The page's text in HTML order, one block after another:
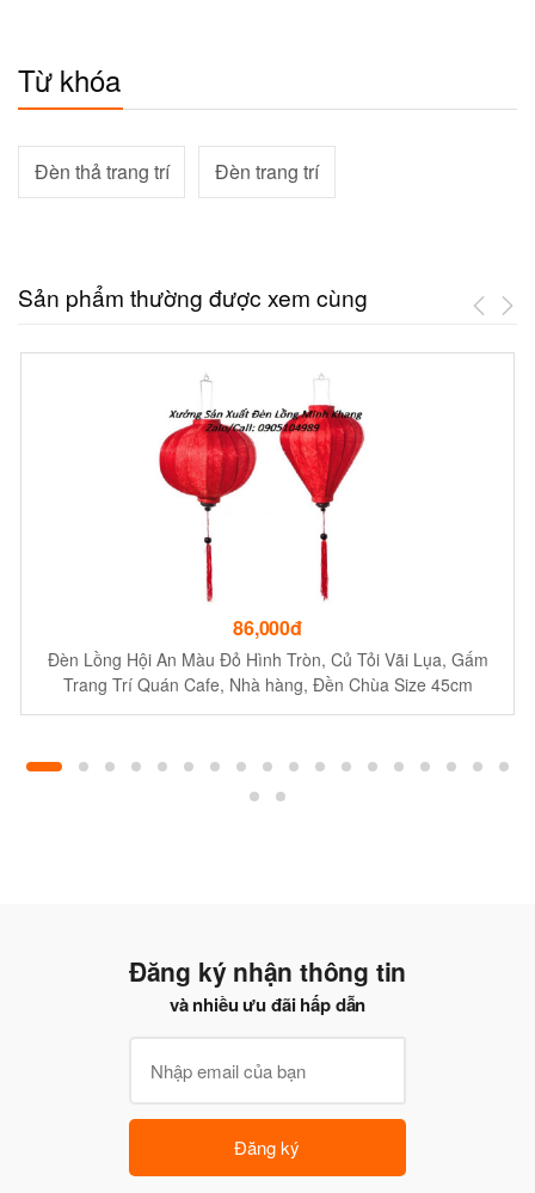
Từ khóa
Đèn thả trang trí Đèn trang trí
Sản phẩm thường được xem cùng
86,000đ
Đèn Lồng Hội An Màu Đỏ Hình Tròn, Củ Tỏi Vãi Lụa, Gấm
Trang Trí Quán Cafe, Nhà hàng, Đền Chùa Size 45cm
Đăng ký nhận thông tin
và nhiều ưu đãi hấp dẫn
Đăng ký